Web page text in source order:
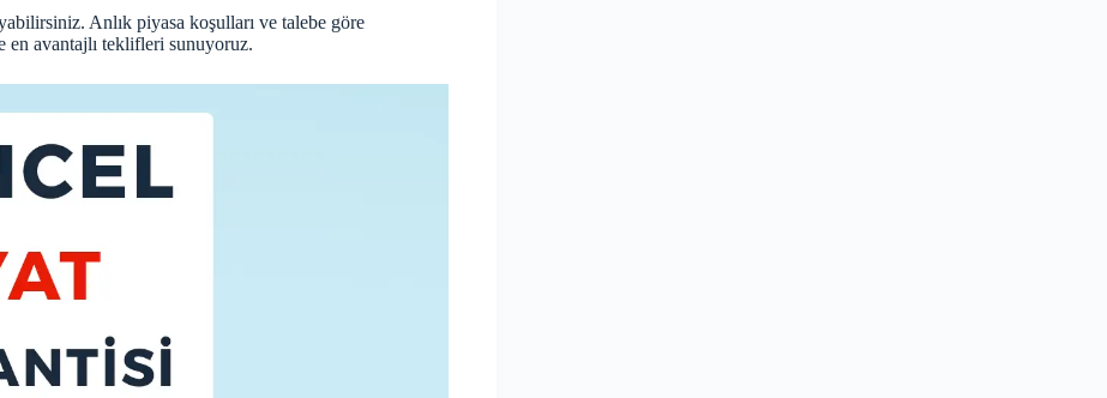
Anlık piyasa koşulları ve talebe göre
en avantajlı teklifleri sunuyoruz.